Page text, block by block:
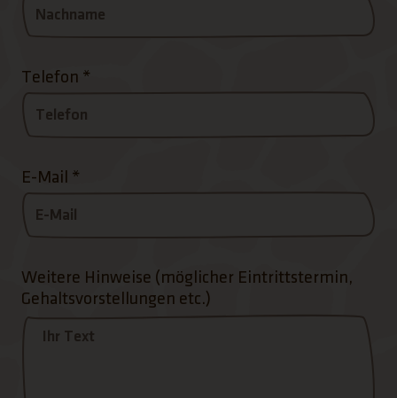
Telefon *
E-Mail *
Weitere Hinweise (möglicher Eintrittstermin,
Gehaltsvorstellungen etc.)